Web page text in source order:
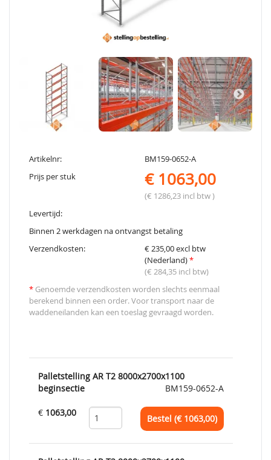
Artikelnr:
BM159-0652-A
Prijs per stuk
€ 1063,00
(€ 1286,23 incl btw )
Levertijd:
Binnen 2 werkdagen na ontvangst betaling
Verzendkosten:
€ 235,00 excl btw
(Nederland)*
(€ 284,35 incl btw)
* Genoemde verzendkosten worden slechts eenmaal
berekend binnen een order. Voor transport naar de
waddeneilanden kan een toeslag gevraagd worden.
Palletstelling AR T2 8000x2700x1100
beginsectie
BM159-0652-A
€ 1063,00
Bestel (€ 1063,00)